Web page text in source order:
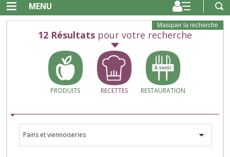
MENU
Masquer la recherche
12 Résultatspour votre recherche
PRODUITS RECETTES RESTAURATION
Pains et viennoiseries